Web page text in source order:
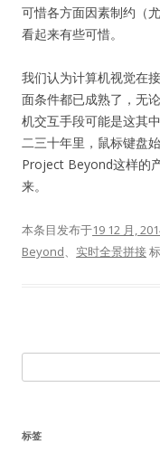
可惜各方面因素制约（
看起来有些可惜。
我们认为计算机视觉在
面条件都已成熟了，无
机交互手段可能是这其
二三十年里，鼠标键盘
Project Beyond这样的
来。
本条目发布于19 12 月,
Beyond、 实时全景拼接
索：
标签